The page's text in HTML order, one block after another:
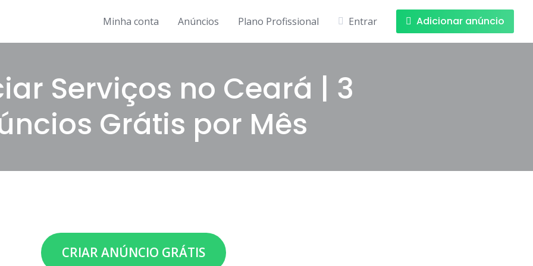
Minha conta Anúncios Plano Profissional Entrar Adicionar anúncio
Serviços no Ceará | 3
Grátis por Mês
CRIAR ANÚNCIO GRÁTIS